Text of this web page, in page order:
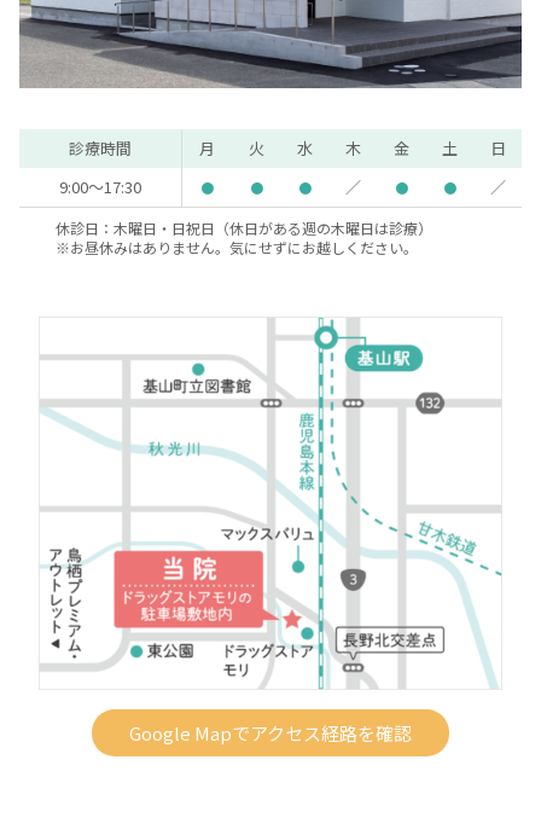
診療時間 月 火 水 木 金 土
日
9:00～17:30
● ● ● ／ ● ● ／
休診日：木曜日・日祝日（休日がある週の木曜日は診療）
※お昼休みはありません。気にせずにお越しください。
Google Mapでアクセス経路を確認